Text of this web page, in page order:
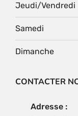
Jeudi/Vendredi
Samedi
Dimanche
CONTACTER
Adresse :